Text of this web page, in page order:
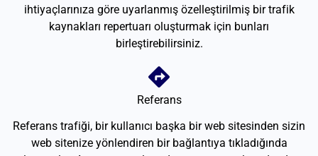
ihtiyaçlarınıza göre uyarlanmış özelleştirilmiş bir trafik
kaynakları repertuarı oluşturmak için bunları
birleştirebilirsiniz.
Referans
Referans trafiği, bir kullanıcı başka bir web sitesinden sizin
web sitenize yönlendiren bir bağlantıya tıkladığında